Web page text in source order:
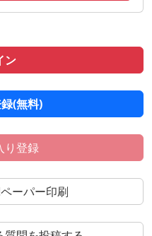
ン
(無料)
り登録
ーパー印刷